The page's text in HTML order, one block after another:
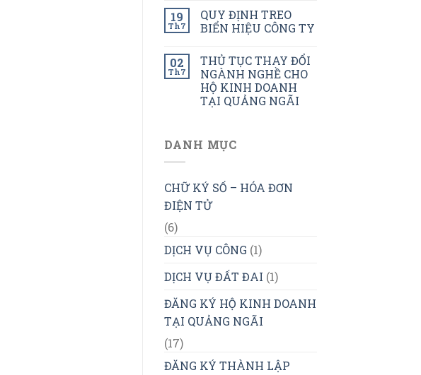
19
Th7
QUY ĐỊNH TREO
BIỂN HIỆU CÔNG TY
02
Th7
THỦ TỤC THAY ĐỔI
NGÀNH NGHỀ CHO
HỘ KINH DOANH
TẠI QUẢNG NGÃI
DANH MỤC
CHỮ KÝ SỐ – HÓA ĐƠN
ĐIỆN TỬ
(6)
DỊCH VỤ CÔNG (1)
DỊCH VỤ ĐẤT ĐAI (1)
ĐĂNG KÝ HỘ KINH DOANH
TẠI QUẢNG NGÃI
(17)
ĐĂNG KÝ THÀNH LẬP